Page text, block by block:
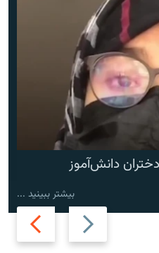
Previous
slide
Next
slide
دانش‌آموز
بیشتر ببینید ...